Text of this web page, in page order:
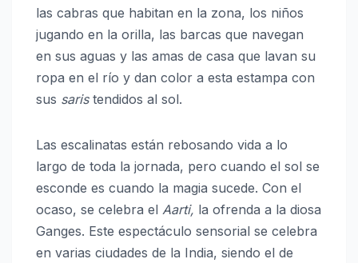
las cabras que habitan en la zona, los niños
jugando en la orilla, las barcas que navegan
en sus aguas y las amas de casa que lavan su
ropa en el río y dan color a esta estampa con
sus saristendidos al sol.
Las escalinatas están rebosando vida a lo
largo de toda la jornada, pero cuando el sol se
esconde es cuando la magia sucede. Con el
ocaso, se celebra el Aarti, la ofrenda a la diosa
Ganges. Este espectáculo sensorial se celebra
en varias ciudades de la India, siendo el de